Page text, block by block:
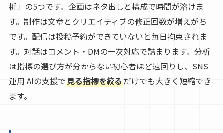
析」の5つです。企画はネタ出しと構成で時間が溶けま
す。制作は文章とクリエイティブの修正回数が増えがち
です。配信は投稿予約ができていないと毎日拘束されま
す。対話はコメント・DMの一次対応で詰まります。分析
は指標の選び方が分からない初心者ほど遠回りし、SNS
運用 AIの支援で見る指標を絞るだけでも大きく短縮でき
ます。